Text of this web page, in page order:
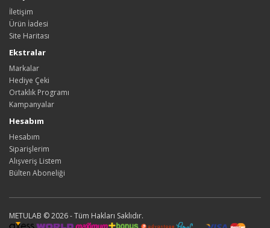
İletişim
Ürün İadesi
Site Haritası
Ekstralar
Markalar
Hediye Çeki
Ortaklık Programı
Kampanyalar
Hesabım
Hesabım
Siparişlerim
Alışveriş Listem
Bülten Aboneliği
METULAB © 2026 - Tüm Hakları Saklıdır.